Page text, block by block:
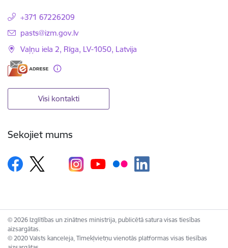
+371 67226209
E-pasts:
pasts@izm.gov.lv
Vaļņu iela 2, Rīga, LV-1050, Latvija
Visi kontakti
Sekojiet mums
© 2026 Izglītības un zinātnes ministrija, publicētā satura visas tiesības
aizsargātas.
© 2020 Valsts kanceleja, Tīmekļvietņu vienotās platformas visas tiesības